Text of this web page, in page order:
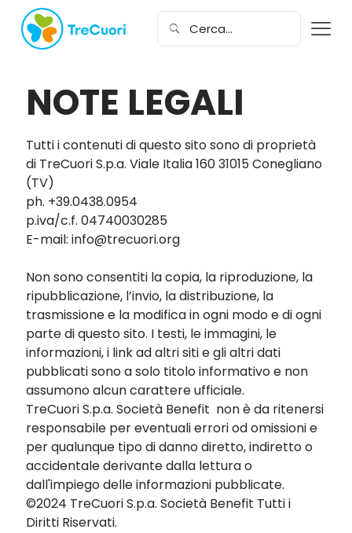
NOTE LEGALI
Tutti i contenuti di questo sito sono di proprietà
di TreCuori S.p.a. Viale Italia 160 31015 Conegliano
(TV)
ph. +39.0438.0954
p.iva/c.f. 04740030285
E-mail: info@trecuori.org
Non sono consentiti la copia, la riproduzione, la
ripubblicazione, l’invio, la distribuzione, la
trasmissione e la modifica in ogni modo e di ogni
parte di questo sito. I testi, le immagini, le
informazioni, i link ad altri siti e gli altri dati
pubblicati sono a solo titolo informativo e non
assumono alcun carattere ufficiale.
TreCuori S.p.a. Società Benefit non è da ritenersi
responsabile per eventuali errori od omissioni e
per qualunque tipo di danno diretto, indiretto o
accidentale derivante dalla lettura o
dall'impiego delle informazioni pubblicate.
©2024 TreCuori S.p.a. Società Benefit Tutti i
Diritti Riservati.